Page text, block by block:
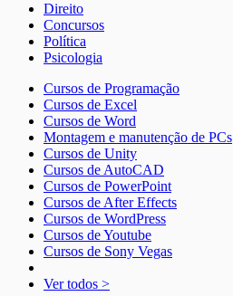
Direito
Concursos
Política
Psicologia
Cursos de Programação
Cursos de Excel
Cursos de Word
Montagem e manutenção de PCs
Cursos de Unity
Cursos de AutoCAD
Cursos de PowerPoint
Cursos de After Effects
Cursos de WordPress
Cursos de Youtube
Cursos de Sony Vegas
Ver todos >